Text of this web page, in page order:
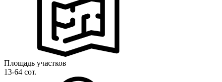
Площадь участков
13-64 сот.